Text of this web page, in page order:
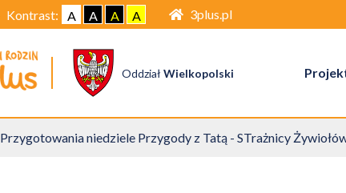
Kontrast: A A A A 3plus.pl
OddziałWielkopolski
Przygotowania niedziele Przygody z Tatą - STrażnicy